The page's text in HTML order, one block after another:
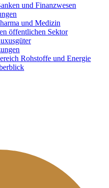
und Finanzwesen
und Medizin
öffentlichen Sektor
Rohstoffe und Energie